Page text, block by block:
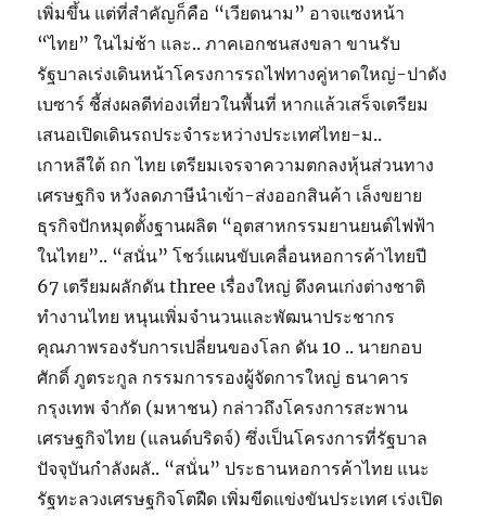
เพิ่มขึ้น แต่ที่สำคัญก็คือ “เวียดนาม” อาจแซงหน้า
“ไทย” ในไม่ช้า และ.. ภาคเอกชนสงขลา ขานรับ
รัฐบาลเร่งเดินหน้าโครงการรถไฟทางคู่หาดใหญ่-ปาดัง
เบซาร์ ชี้ส่งผลดีท่องเที่ยวในพื้นที่ หากแล้วเสร็จเตรียม
เสนอเปิดเดินรถประจำระหว่างประเทศไทย-ม..
เกาหลีใต้ ถก ไทย เตรียมเจรจาความตกลงหุ้นส่วนทาง
เศรษฐกิจ หวังลดภาษีนำเข้า-ส่งออกสินค้า เล็งขยาย
ธุรกิจปักหมุดตั้งฐานผลิต “อุตสาหกรรมยานยนต์ไฟฟ้า
ในไทย”.. “สนั่น” โชว์แผนขับเคลื่อนหอการค้าไทยปี
67 เตรียมผลักดัน three เรื่องใหญ่ ดึงคนเก่งต่างชาติ
ทำงานไทย หนุนเพิ่มจำนวนและพัฒนาประชากร
คุณภาพรองรับการเปลี่ยนของโลก ดัน 10 .. นายกอบ
ศักดิ์ ภูตระกูล กรรมการรองผู้จัดการใหญ่ ธนาคาร
กรุงเทพ จำกัด (มหาชน) กล่าวถึงโครงการสะพาน
เศรษฐกิจไทย (แลนด์บริดจ์) ซึ่งเป็นโครงการที่รัฐบาล
ปัจจุบันกำลังผลั.. “สนั่น” ประธานหอการค้าไทย แนะ
รัฐทะลวงเศรษฐกิจโตฝืด เพิ่มขีดแข่งขันประเทศ เร่งเปิด